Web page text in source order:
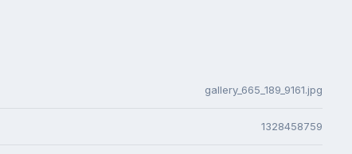
gallery_665_189_9161.jpg
1328458759